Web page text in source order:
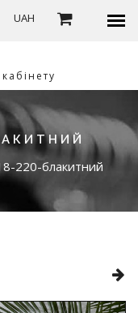
UAH
220-блакитний